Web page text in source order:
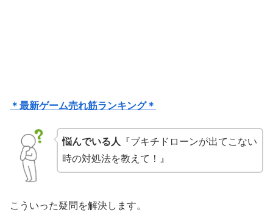
＊最新ゲーム売れ筋ランキング＊
悩んでいる人 『ブキチドローンが出てこない
時の対処法を教えて！』
こういった疑問を解決します。